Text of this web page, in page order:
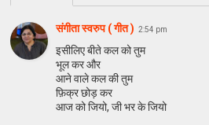
संगीता स्वरुप ( गीत ) 2:54 pm
इसीलिए बीते कल को तुम
भूल कर और
आने वाले कल की तुम
फ़िक्र छोड़ कर
आज को जियो, जी भर के जियो